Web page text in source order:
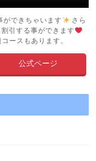
ができちゃいます
さら
引する事ができます
ースもあります。
公式ページ